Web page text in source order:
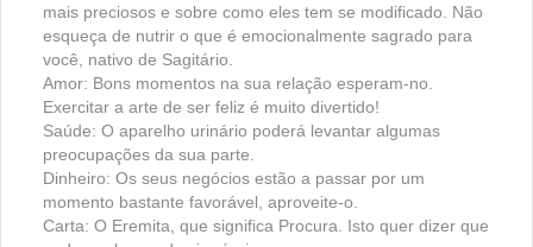
mais preciosos e sobre como eles tem se modificado. Não
esqueça de nutrir o que é emocionalmente sagrado para
você, nativo de Sagitário.
Amor: Bons momentos na sua relação esperam-no.
Exercitar a arte de ser feliz é muito divertido!
Saúde: O aparelho urinário poderá levantar algumas
preocupações da sua parte.
Dinheiro: Os seus negócios estão a passar por um
momento bastante favorável, aproveite-o.
Carta: O Eremita, que significa Procura. Isto quer dizer que